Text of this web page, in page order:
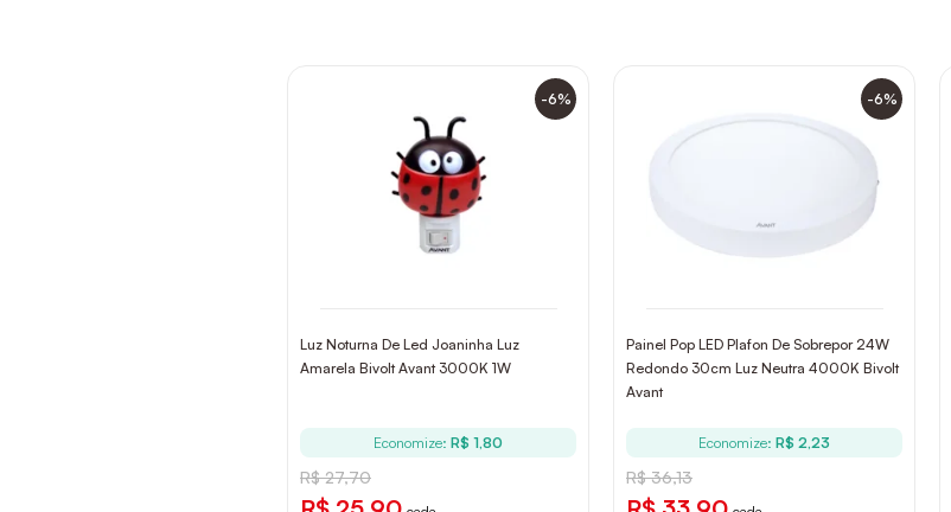
-6%
Luz Noturna De Led Joaninha Luz
Amarela Bivolt Avant 3000K 1W
Economize: R$ 1,80
R$ 27,70
-6%
Painel Pop LED Plafon De Sobrepor 24W
Redondo 30cm Luz Neutra 4000K Bivolt
Avant
Economize: R$ 2,23
R$ 36,13